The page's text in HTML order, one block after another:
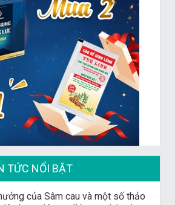
TỨC NỔI BẬT
của Sâm cau và một số thảo